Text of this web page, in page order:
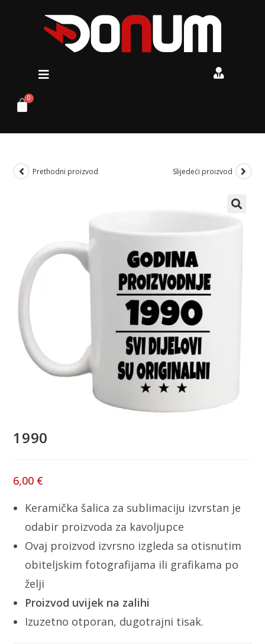
Prethodni proizvod Slijedeći proizvod
1990
6,00 €
Keramička šalica za sublimaciju izvrstan je
odabir proizvoda za kavoljupce
Ovaj proizvod izvrsno izgleda sa otisnutim
obiteljskim fotografijama ili grafikama po
želji
Proizvod uvijek na zalihi
Izuzetno otporan, dugotrajni tisak.